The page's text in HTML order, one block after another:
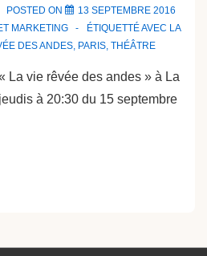
POSTED ON
13 SEPTEMBRE 2016
MARKETING ÉTIQUETTÉ AVEC LA
DES ANDES, PARIS, THÉÂTRE
La vie rêvée des andes » à La
à 20:30 du 15 septembre